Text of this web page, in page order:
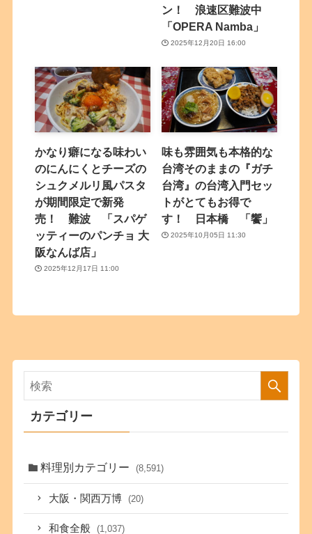
ン！ 浪速区難波中
「OPERA Namba」
2025年12月20日 16:00
かなり癖になる味わい
のにんにくとチーズの
シュクメルリ風パスタ
が期間限定で新発
売！ 難波 「スパゲ
ッティーのパンチョ 大
阪なんば店」
2025年12月17日 11:00
味も雰囲気も本格的な
台湾そのままの『ガチ
台湾』の台湾入門セッ
トがとてもお得で
す！ 日本橋 「饗」
2025年10月05日 11:30
カテゴリー
料理別カテゴリー (8,591)
大阪・関西万博 (20)
和食全般 (1,037)